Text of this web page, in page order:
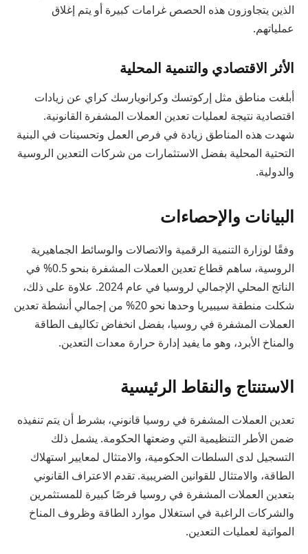
الذين يتجاوزون هذه الحصص غرامات كبيرة أو يتم إغلاق
عملياتهم.
الأثر الاقتصادي والتنمية المحلية
أبلغت مناطق مثل إركوتسك وكرانويارسك كراي عن زيادات
اقتصادية نتيجة لعمليات تعدين العملات المشفرة القانونية.
شهدت هذه المناطق زيادة في فرص العمل وتحسينات في البنية
التحتية المحلية بفضل الاستثمارات من شركات التعدين الروسية
والدولية.
البيانات والإحصاءات
وفقًا لوزارة التنمية الرقمية والاتصالات والوسائط الجماهيرية
الروسية، ساهم قطاع تعدين العملات المشفرة بنحو 0.5% في
الناتج المحلي الإجمالي لروسيا في عام 2024. علاوة على ذلك،
شكلت منطقة سيبيريا وحدها نحو 20% من إجمالي أنشطة تعدين
العملات المشفرة في روسيا، بفضل انخفاض تكاليف الطاقة
والمناخ الأبرد، وهو ما يفيد إدارة حرارة معدات التعدين.
الاستنتاج والنقاط الرئيسية
تعدين العملات المشفرة في روسيا قانوني، بشرط أن يتم تنفيذه
ضمن الأطر التنظيمية التي وضعتها الحكومة. يشمل ذلك
التسجيل لدى السلطات الحكومية، والامتثال لمعايير استهلاك
الطاقة، والامتثال للقوانين الضريبية. تقدم الاعتراف القانوني
بتعدين العملات المشفرة في روسيا فرصًا كبيرة للمستثمرين
والشركات الراغبة في استغلال موارد الطاقة وظروف المناخ
المواتية لعمليات التعدين.